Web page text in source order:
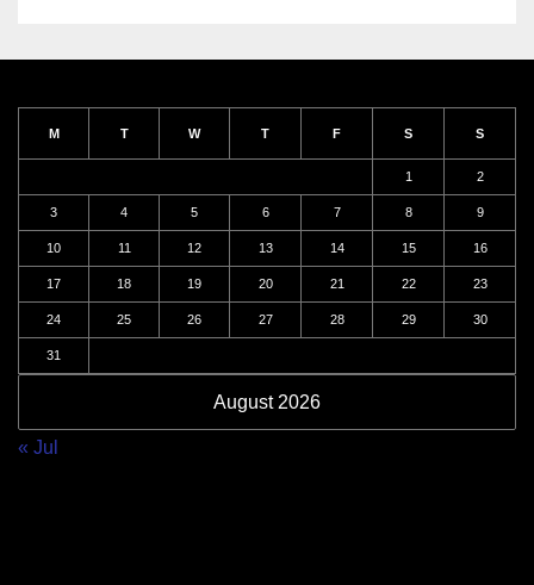
August 2026
M T W T F S S
1 2
3 4 5 6 7 8 9
10 11 12 13 14 15 16
17 18 19 20 21 22 23
24 25 26 27 28 29 30
31
« Jul